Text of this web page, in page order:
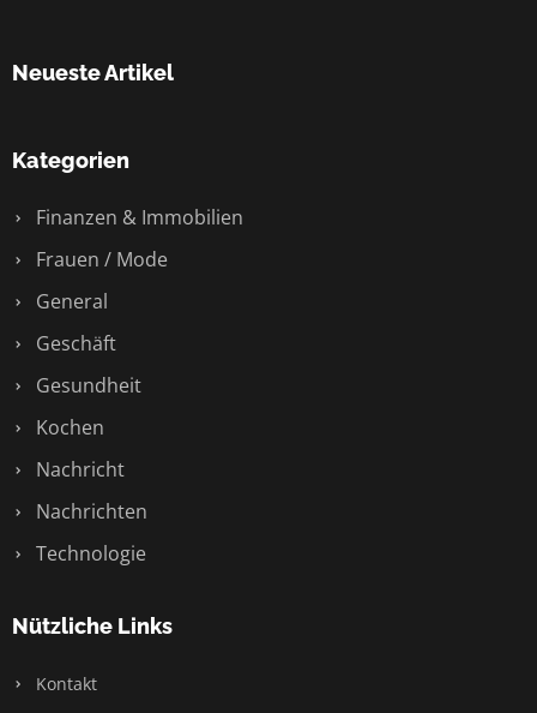
Neueste Artikel
Kategorien
Finanzen & Immobilien
Frauen / Mode
General
Geschäft
Gesundheit
Kochen
Nachricht
Nachrichten
Technologie
Nützliche Links
Kontakt